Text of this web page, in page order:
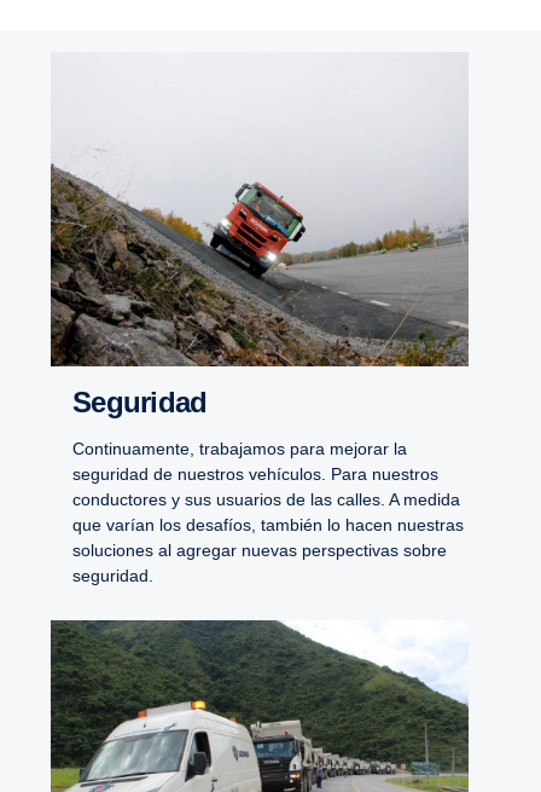
Seguridad
Continuamente, trabajamos para mejorar la
seguridad de nuestros vehículos. Para nuestros
conductores y sus usuarios de las calles. A medida
que varían los desafíos, también lo hacen nuestras
soluciones al agregar nuevas perspectivas sobre
seguridad.